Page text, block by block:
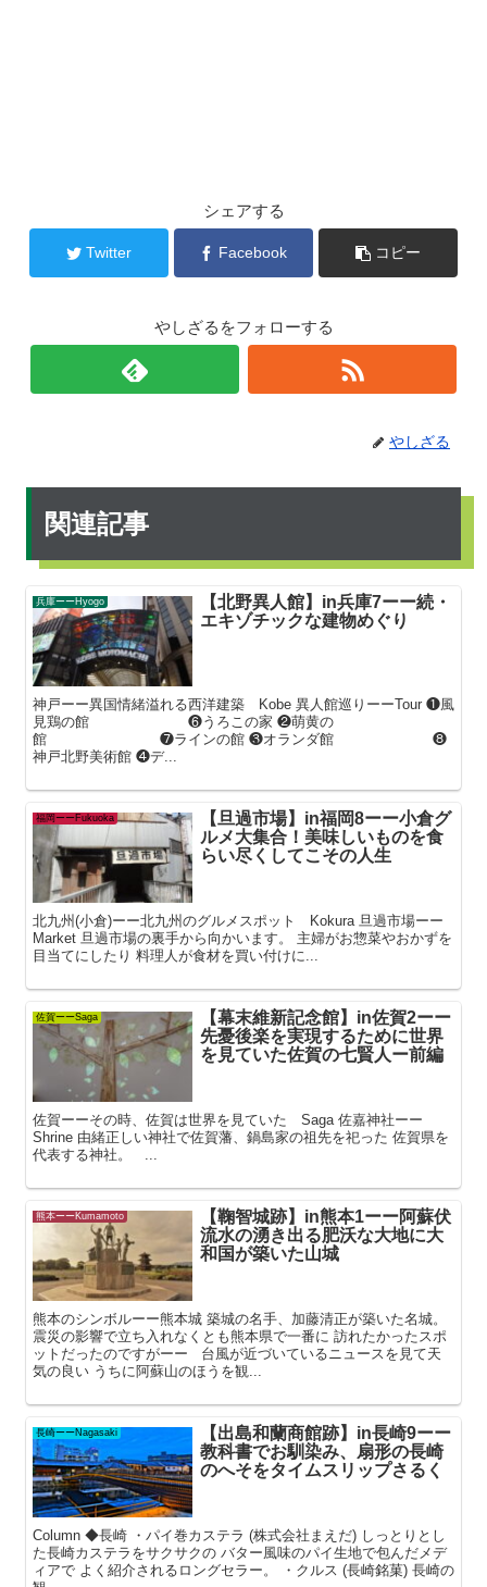
シェアする
Twitter Facebook コピー
やしざるをフォローする
やしざる
関連記事
兵庫ーーHyogo
【北野異人館】in兵庫7ーー続・
エキゾチックな建物めぐり
神戸ーー異国情緒溢れる西洋建築 Kobe 異人館巡りーーTour ❶風
見鶏の館 ❻うろこの家 ❷萌黄の
館 ❼ラインの館 ❸オランダ館 ❽
神戸北野美術館 ❹デ...
福岡ーーFukuoka
【旦過市場】in福岡8ーー小倉グ
ルメ大集合！美味しいものを食
らい尽くしてこその人生
北九州(小倉)ーー北九州のグルメスポット Kokura 旦過市場ーー
Market 旦過市場の裏手から向かいます。 主婦がお惣菜やおかずを
目当てにしたり 料理人が食材を買い付けに...
佐賀ーーSaga
【幕末維新記念館】in佐賀2ーー
先憂後楽を実現するために世界
を見ていた佐賀の七賢人ー前編
佐賀ーーその時、佐賀は世界を見ていた Saga 佐嘉神社ーー
Shrine 由緒正しい神社で佐賀藩、鍋島家の祖先を祀った 佐賀県を
代表する神社。 ...
熊本ーーKumamoto
【鞠智城跡】in熊本1ーー阿蘇伏
流水の湧き出る肥沃な大地に大
和国が築いた山城
熊本のシンボルーー熊本城 築城の名手、加藤清正が築いた名城。
震災の影響で立ち入れなくとも熊本県で一番に 訪れたかったスポ
ットだったのですがーー 台風が近づいているニュースを見て天
気の良い うちに阿蘇山のほうを観...
長崎ーーNagasaki
【出島和蘭商館跡】in長崎9ーー
教科書でお馴染み、扇形の長崎
のへそをタイムスリップさるく
Column ◆長崎 ・パイ巻カステラ (株式会社まえだ) しっとりとし
た長崎カステラをサクサクの バター風味のパイ生地で包んだメデ
ィアで よく紹介されるロングセラー。 ・クルス (長崎銘菓) 長崎の